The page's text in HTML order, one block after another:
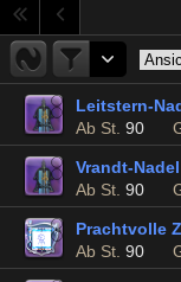
Leitstern-
Ab St. 90
Vrandt-Nadel
Ab St. 90
Prachtvolle
Ab St. 90